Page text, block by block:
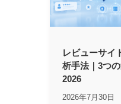
レビューサイ
析手法｜3つ
2026
2026年7月30日